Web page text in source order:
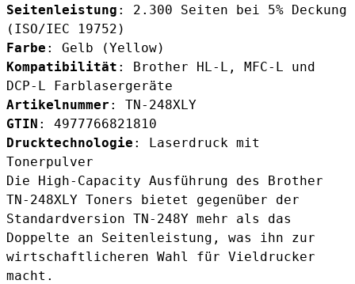
Seitenleistung : 2.300 Seiten bei 5% Deckung
(ISO/IEC 19752)
Farbe : Gelb (Yellow)
Kompatibilität : Brother HL-L, MFC-L und
DCP-L Farblasergeräte
Artikelnummer : TN-248XLY
GTIN : 4977766821810
Drucktechnologie : Laserdruck mit
Tonerpulver
Die High-Capacity Ausführung des
Brother
TN-248XLY Toners
bietet gegenüber der
Standardversion TN-248Y mehr als das
Doppelte an Seitenleistung, was ihn zur
wirtschaftlicheren Wahl für Vieldrucker
macht.